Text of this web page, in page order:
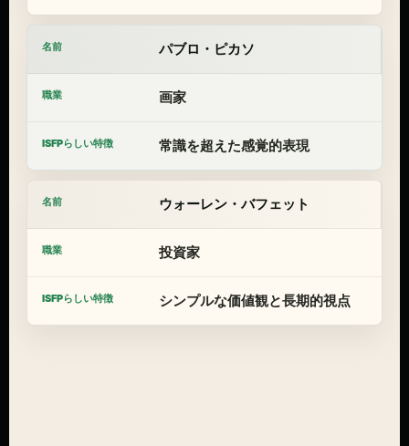
パブロ・ピカソ
画家
常識を超えた感覚的表現
ウォーレン・バフェット
投資家
シンプルな価値観と長期的視点